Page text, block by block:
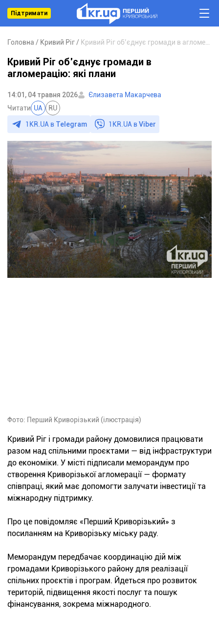
Підтримати
Головна Кривий Ріг
Кривий Ріг об’єднує громади в
агломерацію: які плани
14:01, 04 травня 2026
Єлизавета Макарчева
Читати UA RU
1KR.UA в Telegram 1KR.UA вViber
Фото: Перший Криворізький (ілюстрація)
Кривий Ріг і громади району домовилися працювати
разом над спільними проєктами — від інфраструктури
до економіки. У місті підписали меморандум про
створення Криворізької агломерації — формату
співпраці, який має допомогти залучати інвестиції та
міжнародну підтримку.
Про це повідомляє «Перший Криворізький» з
посиланням на Криворізьку міську раду.
Меморандум передбачає координацію дій між
громадами Криворізького району для реалізації
спільних проєктів і програм. Йдеться про розвиток
територій, підвищення якості послуг та пошук
фінансування, зокрема міжнародного.